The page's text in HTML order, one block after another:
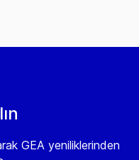
GEA yeniliklerinden